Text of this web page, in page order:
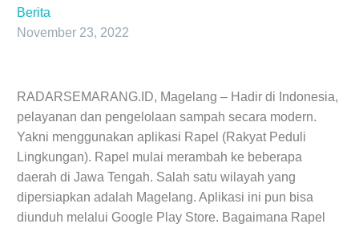
Berita
November 23, 2022
RADARSEMARANG.ID, Magelang – Hadir di Indonesia,
pelayanan dan pengelolaan sampah secara modern.
Yakni menggunakan aplikasi Rapel (Rakyat Peduli
Lingkungan). Rapel mulai merambah ke beberapa
daerah di Jawa Tengah. Salah satu wilayah yang
dipersiapkan adalah Magelang. Aplikasi ini pun bisa
diunduh melalui Google Play Store. Bagaimana Rapel